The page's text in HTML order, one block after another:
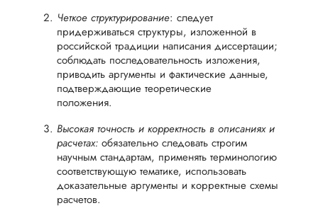
Четкое структурирование: следует
придерживаться структуры, изложенной в
российской традиции написания диссертации;
соблюдать последовательность изложения,
приводить аргументы и фактические данные,
подтверждающие теоретические
положения.
Высокая точность и корректность в описаниях и
расчетах: обязательно следовать строгим
научным стандартам, применять терминологию
соответствующую тематике, использовать
доказательные аргументы и корректные схемы
расчетов.